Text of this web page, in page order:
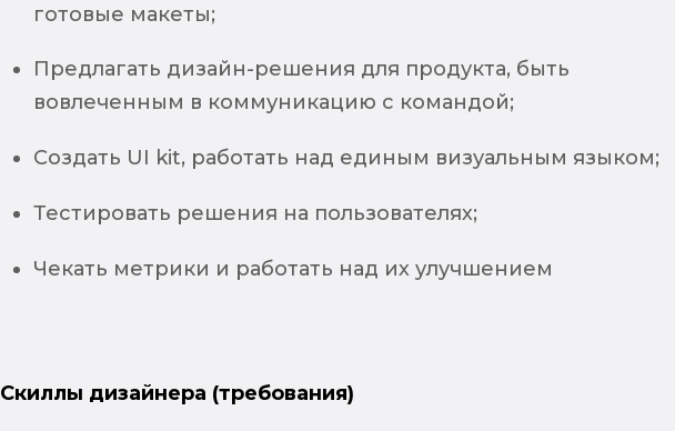
готовые макеты;
Предлагать дизайн-решения для продукта, быть
вовлеченным в коммуникацию с командой;
Создать UI kit, работать над единым визуальным языком;
Тестировать решения на пользователях;
Чекать метрики и работать над их улучшением
Скиллы дизайнера (требования)